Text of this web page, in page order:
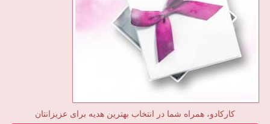
کارکادو، همراه شما در انتخاب بهترین هدیه برای عزیزانتان